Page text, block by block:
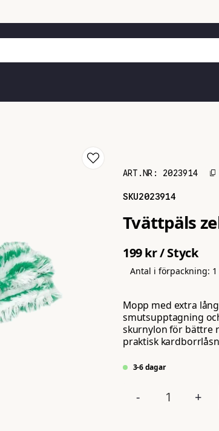
ART.NR: 2023914
SKU2023914
Tvättpäls
199 kr/ Styck
Antal i förpackning: 1
Mopp med extra
smutsupptagning
skurnylon för bättre
praktisk
3-6 dagar
- +